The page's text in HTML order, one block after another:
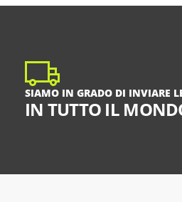
SIAMO IN GRADO DI INVIARE
IN TUTTO IL